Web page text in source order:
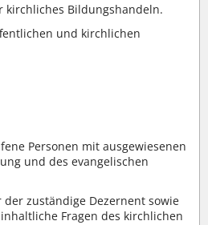
kirchliches Bildungshandeln.
und kirchlichen
Personen mit ausgewiesenen
und des evangelischen
zuständige Dezernent sowie
Fragen des kirchlichen